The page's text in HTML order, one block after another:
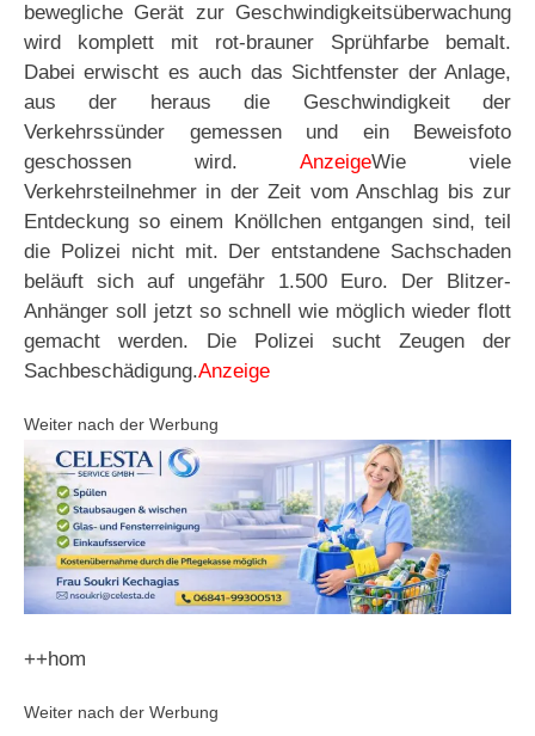
bewegliche Gerät zur Geschwindigkeitsüberwachung
wird komplett mit rot-brauner Sprühfarbe bemalt.
Dabei erwischt es auch das Sichtfenster der Anlage,
aus der heraus die Geschwindigkeit der
Verkehrssünder gemessen und ein Beweisfoto
geschossen wird. AnzeigeWie viele
Verkehrsteilnehmer in der Zeit vom Anschlag bis zur
Entdeckung so einem Knöllchen entgangen sind, teil
die Polizei nicht mit. Der entstandene Sachschaden
beläuft sich auf ungefähr 1.500 Euro. Der Blitzer-
Anhänger soll jetzt so schnell wie möglich wieder flott
gemacht werden. Die Polizei sucht Zeugen der
Sachbeschädigung.Anzeige
Weiter nach der Werbung
++hom
Weiter nach der Werbung